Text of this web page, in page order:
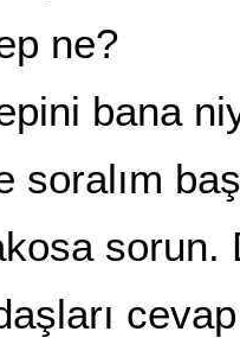
ne?
niye
sorun.
cevap